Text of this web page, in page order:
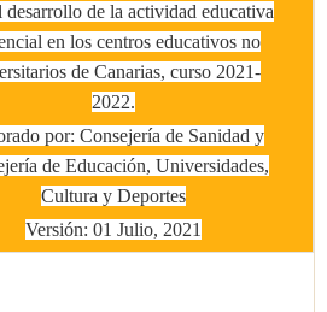
desarrollo de la actividad educativa
en los centros educativos no
de Canarias, curso 2021-
2022.
por: Consejería de Sanidad y
de Educación, Universidades,
Cultura y Deportes
Versión: 01 Julio, 2021